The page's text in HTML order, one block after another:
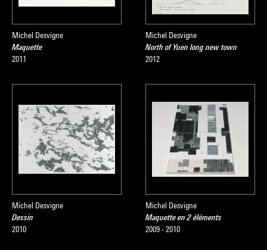
Michel Desvigne
Maquette
2011
Michel Desvigne
North of Yuen long new town
2012
Michel Desvigne
Dessin
2010
Michel Desvigne
Maquette en 2 éléments
2009 - 2010